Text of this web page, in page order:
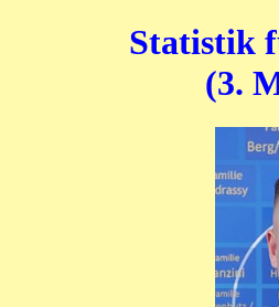
Statistik
(3.